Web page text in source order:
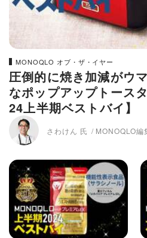
MONOQLO オブ・ザ・イヤー
圧倒的に焼き加減がウ
なポップアップトース
24上半期ベストバイ】
さわけん 氏 MONOQLO編